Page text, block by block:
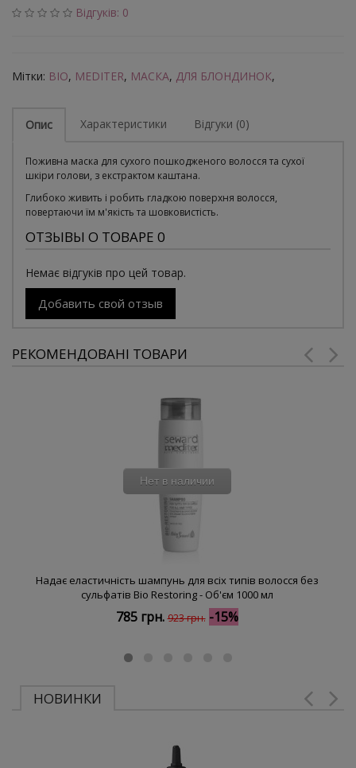
Відгуків: 0
Мітки: BIO, MEDITER, МАСКА, ДЛЯ БЛОНДИНОК,
Опис Характеристики Відгуки (0)
Поживна маска для сухого пошкодженого волосся та сухої
шкіри голови, з екстрактом каштана.
Глибоко живить і робить гладкою поверхня волосся,
повертаючи їм м'якість та шовковистість.
ОТЗЫВЫ О ТОВАРЕ 0
Немає відгуків про цей товар.
Добавить свой отзыв
РЕКОМЕНДОВАНІ ТОВАРИ
Нет в наличии
Надає еластичність шампунь для всіх типів волосся без
сульфатів Bio Restoring - Об'єм 1000 мл
785 грн. 923 грн. -15%
НОВИНКИ